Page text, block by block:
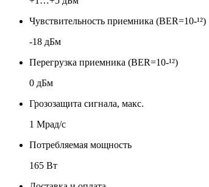
Чувствительность приемника (BER=10-¹²)
-18 дБм
Перегрузка приемника (BER=10-¹²)
0 дБм
Грозозащита сигнала, макс.
1 Мрад/с
Потребляемая мощность
165 Вт